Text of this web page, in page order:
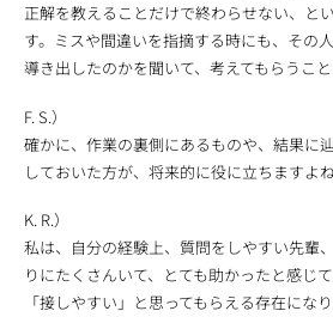
正解を教えることだけで終わらせない、と
す。ミスや間違いを指摘する時にも、その
導き出したのかを聞いて、考えてもらうこ
F. S.）
確かに、作業の裏側にあるものや、結果に
しておいた方が、将来的に役に立ちますよね
K. R.）
私は、自分の経験上、質問をしやすい先輩
りにたくさんいて、とても助かったと感じ
「接しやすい」と思ってもらえる存在にな